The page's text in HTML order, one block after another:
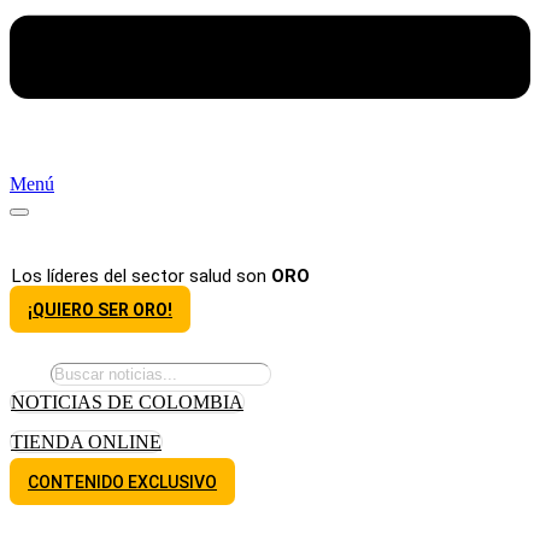
Menú
Los líderes del sector salud son ORO
¡QUIERO SER ORO!
NOTICIAS DE COLOMBIA
TIENDA ONLINE
CONTENIDO EXCLUSIVO